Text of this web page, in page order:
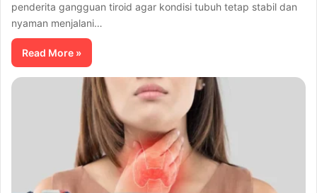
penderita gangguan tiroid agar kondisi tubuh tetap stabil dan
nyaman menjalani…
Read More »